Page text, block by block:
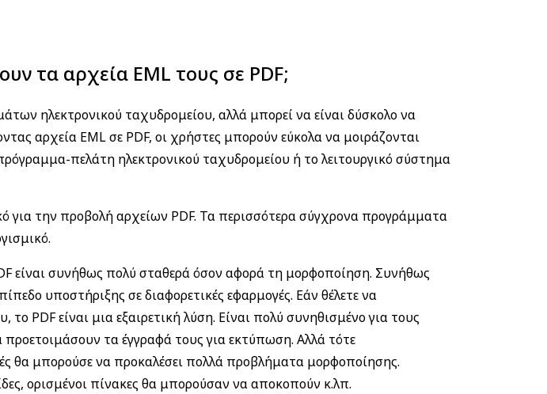
τα αρχεία EML τους σε PDF;
ηλεκτρονικού ταχυδρομείου, αλλά μπορεί να είναι δύσκολο να
αρχεία EML σε PDF, οι χρήστες μπορούν εύκολα να μοιράζονται
πελάτη ηλεκτρονικού ταχυδρομείου ή το λειτουργικό σύστημα
για την προβολή αρχείων PDF. Τα περισσότερα σύγχρονα προγράμματα
είναι συνήθως πολύ σταθερά όσον αφορά τη μορφοποίηση. Συνήθως
υποστήριξης σε διαφορετικές εφαρμογές. Εάν θέλετε να
PDF είναι μια εξαιρετική λύση. Είναι πολύ συνηθισμένο για τους
τα έγγραφά τους για εκτύπωση. Αλλά τότε
θα μπορούσε να προκαλέσει πολλά προβλήματα μορφοποίησης.
ορισμένοι πίνακες θα μπορούσαν να αποκοπούν κ.λπ.